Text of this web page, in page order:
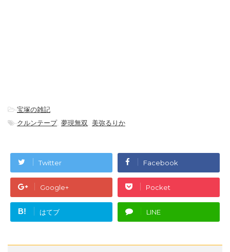
-宝塚の雑記
-クルンテープ, 夢現無双, 美弥るりか
Twitter Facebook
Google+ Pocket
B! はてブ LINE